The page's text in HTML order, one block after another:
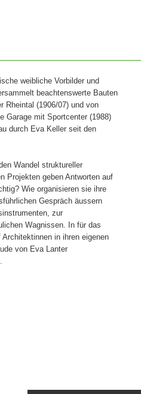
weibliche Vorbilder und
beachtenswerte Bauten
Rheintal (1906/07) und von
Garage mit Sportcenter (1988)
durch Eva Keller seit den
Wandel struktureller
Projekten geben Antworten auf
Wie organisieren sie ihre
Gespräch äussern
zur
Wagnissen. In für das
in ihren eigenen
von Eva Lanter